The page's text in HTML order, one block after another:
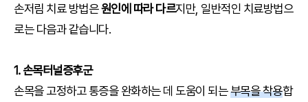
손저림 치료 방법은원인에 따라 다르지만, 일반적인 치료방법으
로는 다음과 같습니다.
1. 손목터널증후군
손목을 고정하고 통증을 완화하는 데 도움이 되는부목을 착용합